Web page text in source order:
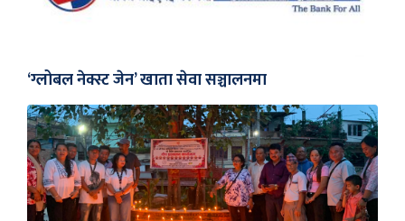
‘ग्लोबल नेक्स्ट जेन’ खाता सेवा सञ्चालनमा